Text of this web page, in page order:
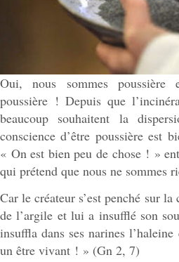
Oui, nous sommes poussière
poussière ! Depuis que
beaucoup souhaitent la
conscience d’être poussière est
« On est bien peu de chose ! »
qui prétend que nous ne sommes
Car le créateur s’est penché sur
de l’argile et lui a insufflé son
insuffla dans ses narines
un être vivant ! » (Gn 2, 7)